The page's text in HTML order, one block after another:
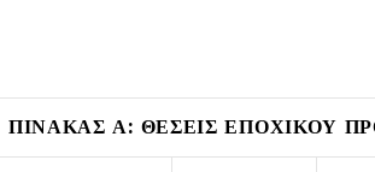
ΠΙΝΑΚΑΣ Α: ΘΕΣΕΙΣ ΕΠΟΧΙΚΟΥ